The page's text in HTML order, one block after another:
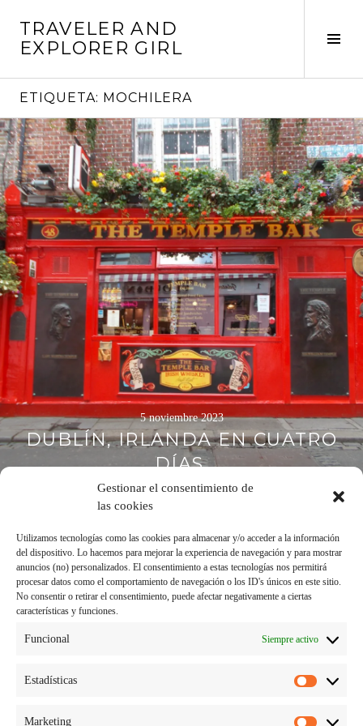
Gestionar el consentimiento de
las cookies
Utilizamos tecnologías como las cookies para almacenar y/o acceder a la información
del dispositivo. Lo hacemos para mejorar la experiencia de navegación y para mostrar
anuncios (no) personalizados. El consentimiento a estas tecnologías nos permitirá
procesar datos como el comportamiento de navegación o los ID's únicos en este sitio.
No consentir o retirar el consentimiento, puede afectar negativamente a ciertas
características y funciones.
Funcional Siempre activo
Estadísticas
Marketing
contenido
TRAVELER AND
EXPLORER GIRL
ETIQUETA: MOCHILERA
5 noviembre 2023
DUBLÍN, IRLANDA EN CUATRO
DÍAS.